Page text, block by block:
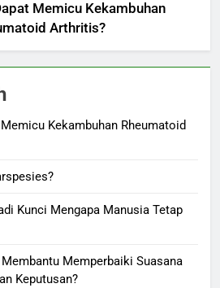
Memicu Kekambuhan
Arthritis?
Kekambuhan Rheumatoid
Kunci Mengapa Manusia Tetap
Memperbaiki Suasana
Keputusan?